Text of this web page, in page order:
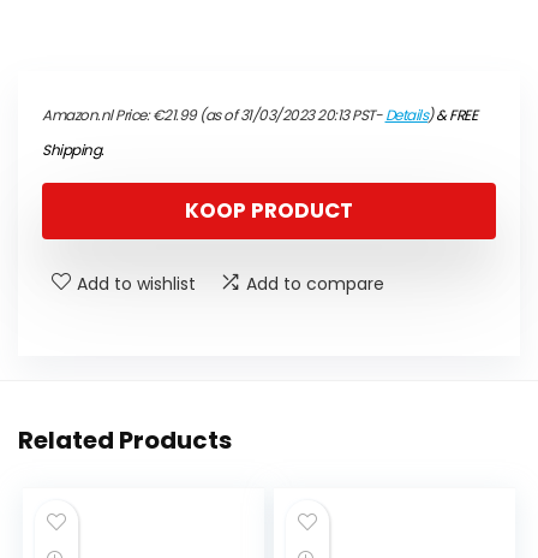
Amazon.nl Price:€21.99(as of 31/03/2023 20:13 PST-Details)&FREE
Shipping.
KOOP PRODUCT
Add to wishlist Add to compare
Related Products